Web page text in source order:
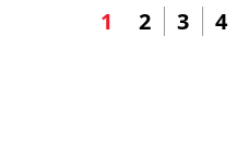
1 2 3 4